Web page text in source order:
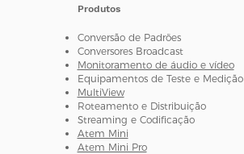
Produtos
Conversão de Padrões
Conversores Broadcast
Monitoramento de áudio e vídeo
Equipamentos de Teste e Medição
MultiView
Roteamento e Distribuição
Streaming e Codificação
Atem Mini
Atem Mini Pro